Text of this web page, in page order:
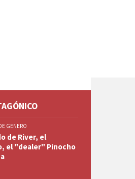
GENERO
de River, el
el "dealer" Pinocho